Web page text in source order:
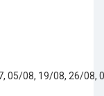
05/08, 19/08, 26/08,